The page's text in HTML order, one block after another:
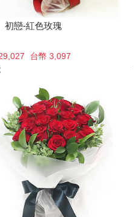
初戀-紅色玫瑰
台幣 3,097